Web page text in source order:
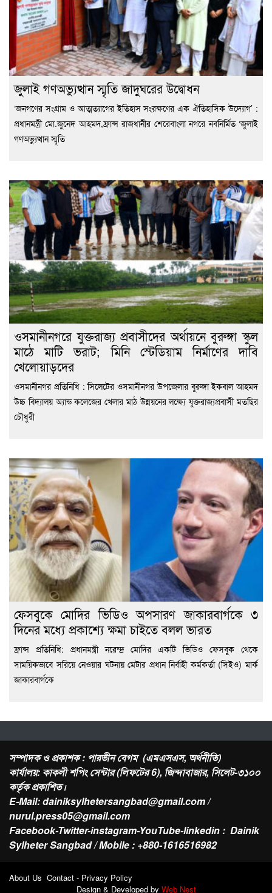
জুলাই গণঅভ্যুত্থান স্মৃতি জাদুঘরের উদ্বোধন
‘জনগণের সংগ্রাম ও আত্মত্যাগের ইতিহাস সংরক্ষণের এক ঐতিহাসিক উদ্যোগ’ :
প্রধানমন্ত্রী মো.জুনেদ আহমদ,ফ্রান্স রাজধানীর শেরেবাংলা নগরে নবনির্মিত ‘জুলাই
গণঅভ্যুত্থান স্মৃতি
ওসমানীনগরে যুক্তরাজ্য প্রবাসীদের অর্থায়নে বুরুঙ্গা স্কুল
মাঠে মাটি ভরাট; মিনি স্টেডিয়াম নির্মাণের দাবি
খেলোয়াড়দের
ওসমানীনগর প্রতিনিধি : সিলেটের ওসমানীনগর উপজেলার বুরুঙ্গা ইকবাল আহমদ
উচ্চ বিদ্যালয় অ্যান্ড কলেজের খেলার মাঠ উন্নয়নের লক্ষ্যে যুক্তরাজ্যপ্রবাসী মতছির
চৌধুরী
ফেসবুকে মোদির ভিডিও অপসারণ জাকারবার্গকে ৩
দিনের মধ্যে প্রকাশ্যে ক্ষমা চাইতে বলল ভারত
ফ্রান্স প্রতিনিধি: প্রধানমন্ত্রী নরেন্দ্র মোদির একটি ভিডিও ফেসবুক থেকে
সাময়িকভাবে সরিয়ে নেওয়ার ঘটনায় মেটার প্রধান নির্বাহী কর্মকর্তা (সিইও) মার্ক
জাকারবার্গকে
সম্পাদক ও প্রকাশক : পারভীন বেগম (এমএসএস, অর্থনীতি)
কার্যালয়: কাকলী শপিং সেন্টার (লিফটের 6), জিন্দাবাজার, সিলেট-৩১০০
কর্তৃক প্রকাশিত।
E-Mail: dainiksylhetersangbad@gmail.com /
nurul.press05@gmail.com
Facebook-Twitter-instagram-YouTube-linkedin : Dainik
Sylheter Sangbad / Mobile : +880-1616516982
About Us Contact - Privacy Policy
Design & Developed by Web Nest